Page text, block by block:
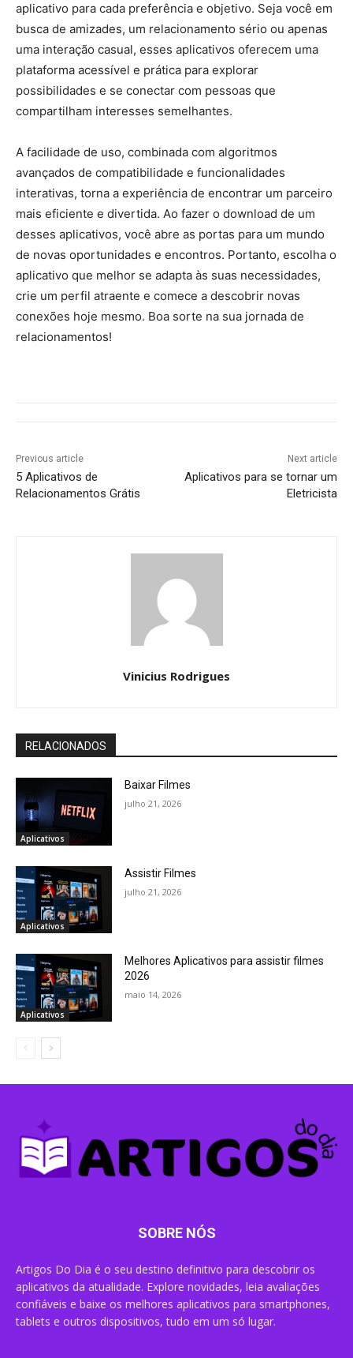
aplicativo para cada preferência e objetivo. Seja você em
busca de amizades, um relacionamento sério ou apenas
uma interação casual, esses aplicativos oferecem uma
plataforma acessível e prática para explorar
possibilidades e se conectar com pessoas que
compartilham interesses semelhantes.
A facilidade de uso, combinada com algoritmos
avançados de compatibilidade e funcionalidades
interativas, torna a experiência de encontrar um parceiro
mais eficiente e divertida. Ao fazer o download de um
desses aplicativos, você abre as portas para um mundo
de novas oportunidades e encontros. Portanto, escolha o
aplicativo que melhor se adapta às suas necessidades,
crie um perfil atraente e comece a descobrir novas
conexões hoje mesmo. Boa sorte na sua jornada de
relacionamentos!
Previous article
5 Aplicativos de
Relacionamentos Grátis
Next article
Aplicativos para se tornar um
Eletricista
Vinicius Rodrigues
RELACIONADOS
Aplicativos
Baixar Filmes
julho 21, 2026
Aplicativos
Assistir Filmes
julho 21, 2026
Aplicativos
Melhores Aplicativos para assistir filmes
2026
maio 14, 2026
SOBRE NÓS
Artigos Do Dia é o seu destino definitivo para descobrir os
aplicativos da atualidade. Explore novidades, leia avaliações
confiáveis e baixe os melhores aplicativos para smartphones,
tablets e outros dispositivos, tudo em um só lugar.